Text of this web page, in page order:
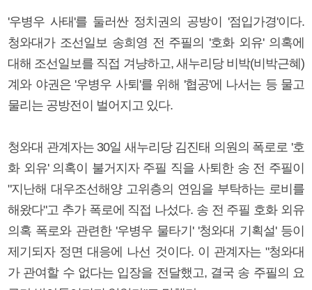
'우병우 사태'를 둘러싼 정치권의 공방이 '점입가경'이다.
청와대가 조선일보 송희영 전 주필의 '호화 외유' 의혹에
대해 조선일보를 직접 겨냥하고, 새누리당 비박(비박근혜)
계와 야권은 '우병우 사퇴'를 위해 '협공'에 나서는 등 물고
물리는 공방전이 벌어지고 있다.
청와대 관계자는 30일 새누리당 김진태 의원의 폭로로 '호
화 외유' 의혹이 불거지자 주필 직을 사퇴한 송 전 주필이
"지난해 대우조선해양 고위층의 연임을 부탁하는 로비를
해왔다"고 추가 폭로에 직접 나섰다. 송 전 주필 호화 외유
의혹 폭로와 관련한 '우병우 물타기' '청와대 기획설' 등이
제기되자 정면 대응에 나선 것이다. 이 관계자는 "청와대
가 관여할 수 없다는 입장을 전달했고, 결국 송 주필의 요